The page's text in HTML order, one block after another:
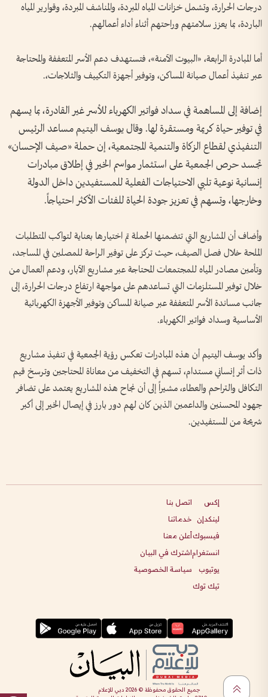
درجات الحرارة، وتشمل خزانات المياه المبردة، والمناشف المبردة، وقوارير المياه
الباردة، بما يعزز سلامتهم وراحتهم أثناء أداء أعمالهم.
أما المبادرة الرابعة، «البيوت الآمنة»، فتستهدف دعم الأسر المتعففة والمحتاجة
عبر تنفيذ أعمال صيانة المساكن، وتوفير أجهزة التكييف والثلاجات،.
إضافة إلى المساهمة في سداد فواتير الكهرباء للأسر غير القادرة، بما يسهم
في توفير حياة كريمة ومستقرة لها. وقال يوسف اليتيم مساعد الرئيس
التنفيذي لقطاع الزكاة والتنمية المجتمعية، إن حملة «صيف الإحسان»
تجسد حرص الجمعية على استثمار مواسم الخير في إطلاق مبادرات
إنسانية نوعية تلبي الاحتياجات الفعلية للمستفيدين داخل الدولة
وخارجها، وتسهم في تعزيز جودة الحياة للفئات الأكثر احتياجاً.
وأضاف أن المشاريع التي تتضمنها الحملة تم اختيارها بعناية لتواكب المتطلبات
الملحة خلال فصل الصيف، حيث تركز على توفير الراحة للمصلين في المساجد،
وتأمين مصادر المياه للمجتمعات المحتاجة عبر مشاريع الآبار، ودعم العمال من
خلال توفير المستلزمات التي تساعدهم على مواجهة ارتفاع درجات الحرارة، إلى
جانب مساندة الأسر المتعففة عبر صيانة المساكن وتوفير الأجهزة الكهربائية
الأساسية وسداد فواتير الكهرباء.
وأكد يوسف اليتيم أن هذه المبادرات تعكس رؤية الجمعية في تنفيذ مشاريع
ذات أثر إنساني مستدام، تسهم في التخفيف من معاناة المحتاجين وترسخ قيم
التكافل والتراحم والعطاء، مشيراً إلى أن نجاح هذه المشاريع يعتمد على تضافر
جهود المحسنين والداعمين الذين كان لهم دور بارز في إيصال الخير إلى أكبر
شريحة من المستفيدين.
إكس
لينكدإن
فيسبوك
انستغرام
يوتيوب
تيك توك
اتصل بنا
خدماتنا
أعلن معنا
اشترك في البيان
سياسة الخصوصية
جميع الحقوق محفوظة ©2026 دبي للإعلام